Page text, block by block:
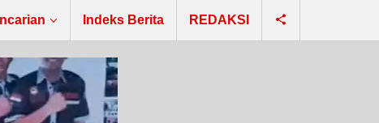
Indeks Berita REDAKSI